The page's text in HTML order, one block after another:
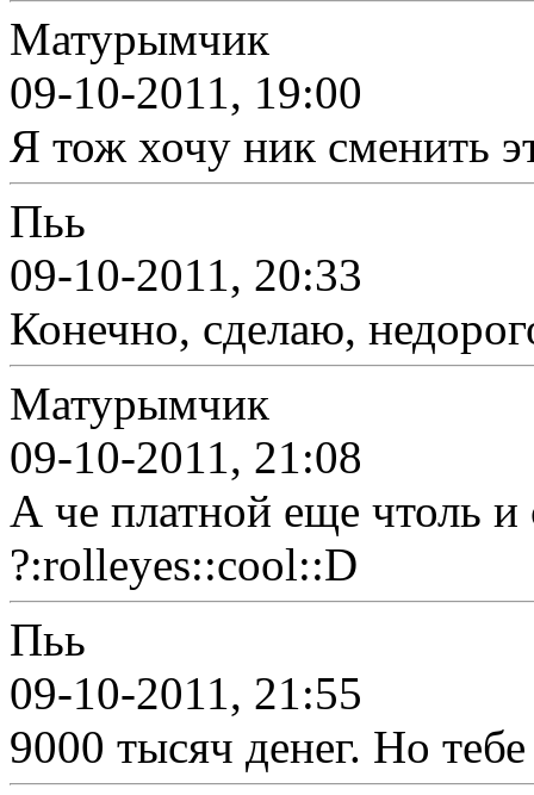
Матурымчик
09-10-2011, 19:00
Я тож хочу ник сменить
Пьь
09-10-2011, 20:33
Конечно, сделаю,
Матурымчик
09-10-2011, 21:08
А че платной еще чтоль и
?:rolleyes::cool::D
Пьь
09-10-2011, 21:55
9000 тысяч денег. Но